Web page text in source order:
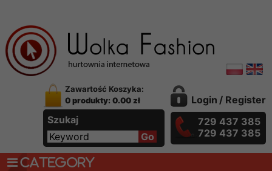
Zawartość Koszyka:
0 produkty: 0.00 zł
Szukaj
Login / Register
729 437 385
729 437 385
CATEGORY